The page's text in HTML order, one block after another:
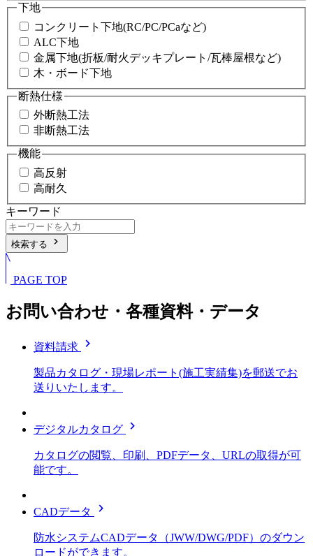
下地
コンクリート下地(RC/PC/PCaなど)
ALC下地
金属下地(折板/耐火デッキプレート/瓦棒屋根など)
木・ボード下地
断熱仕様
外断熱工法
非断熱工法
機能
高反射
高耐久
キーワード
検索する chevron_right
PAGE TOP
お問い合わせ・各種資料・データ
資料請求 chevron_right
製品カタログ・現場レポート(施工実績集)を郵送でお
送りいたします。
デジタルカタログ chevron_right
カタログの閲覧、印刷、PDFデータ、URLの取得が可
能です。
CADデータ chevron_right
防水システムCADデータ（JWW/DWG/PDF）のダウン
ロードができます。